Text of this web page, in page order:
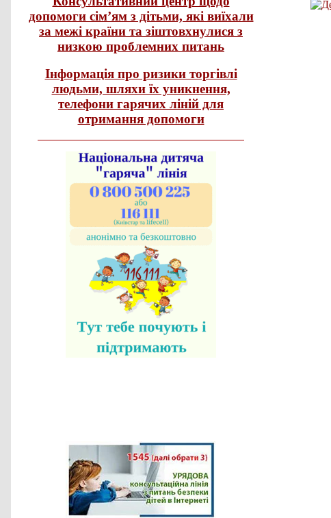
допомоги сім’ям з дітьми, які виїхали
за межі країни та зіштовхнулися з
низкою проблемних питань
Інформація про ризики торгівлі
людьми, шляхи їх уникнення,
телефони гарячих ліній для
отримання допомоги